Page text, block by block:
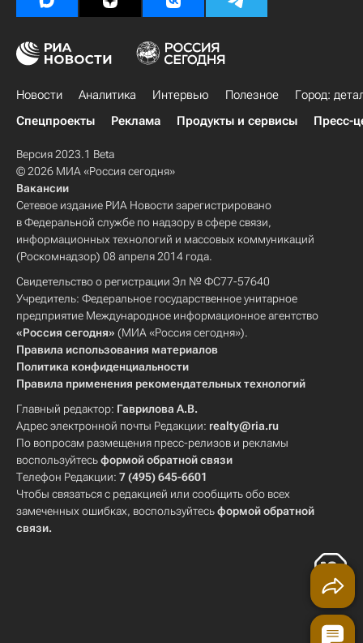
Новости Аналитика Интервью Полезное
Город:
Спецпроекты
Реклама Продукты и сервисы Пресс-
Версия 2023.1 Beta
© 2026 МИА «Россия сегодня»
Вакансии
Сетевое издание РИА Новости зарегистрировано
в Федеральной службе по надзору в сфере связи,
информационных технологий и массовых коммуникаций
(Роскомнадзор) 08 апреля 2014 года.
Свидетельство о регистрации Эл № ФС77-57640
Учредитель: Федеральное государственное унитарное
предприятие Международное информационное агентство
«Россия сегодня» (МИА «Россия сегодня»).
Правила использования материалов
Политика конфиденциальности
Правила применения рекомендательных технологий
Главный редактор: Гаврилова А.В.
Адрес электронной почты Редакции: realty@ria.ru
По вопросам размещения пресс-релизов и рекламы
воспользуйтесьформой обратной связи
Телефон Редакции: 7 (495) 645-6601
Чтобы связаться с редакцией или сообщить обо всех
замеченных ошибках, воспользуйтесьформой обратной
связи.